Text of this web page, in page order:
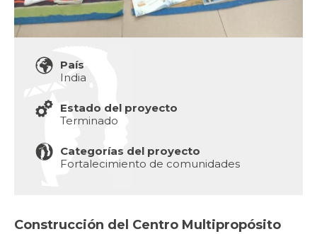
Construcción del Centro Multipropósito
País
India
Estado del proyecto
Terminado
Categorías del proyecto
Fortalecimiento de comunidades